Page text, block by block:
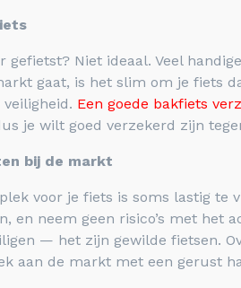
Niet ideaal. Veel
gaat, is het slim om je fiets
Een goede bakfiets
je wilt goed verzekerd zijn
bij de markt
voor je fiets is soms lastig
en neem geen risico’s met
— het zijn gewilde fietsen.
aan de markt met een gerust